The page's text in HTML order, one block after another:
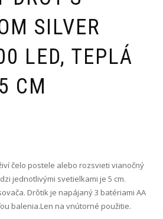
SILVER
LED, TEPLÁ
CM
čelo postele alebo rozsvieti vianočný
jednotlivými svetielkami je 5 cm.
Drôtik je napájaný 3 batériami AA
balenia.Len na vnútorné použitie.